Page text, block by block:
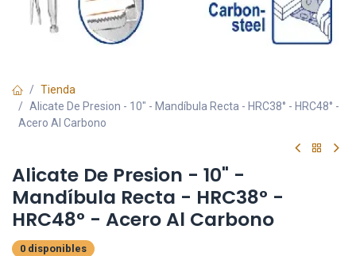
Tienda
Alicate De Presion - 10" - Mandíbula Recta - HRC38° - HRC48° -
Acero Al Carbono
Alicate De Presion - 10" -
Mandíbula Recta - HRC38° -
HRC48° - Acero Al Carbono
0 disponibles